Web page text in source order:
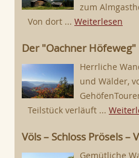
zum
Von dort ... Weiterlesen
Der "Oachner Höfeweg"
Herrliche
und Wälder,
Teilstück verläuft ...
Völs – Schloss Prösels –
Gemütliche